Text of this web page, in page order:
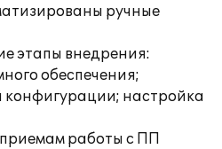
ручные
этапы внедрения:
обеспечения;
конфигурации; настройка
работы с ПП